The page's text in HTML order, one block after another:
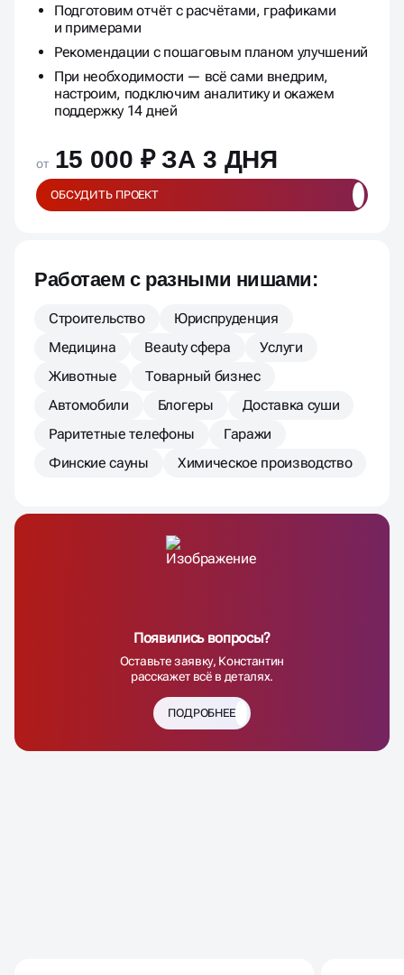
Подготовим отчёт с расчётами, графиками
и примерами
Рекомендации с пошаговым планом улучшений
При необходимости — всё сами внедрим,
настроим, подключим аналитику и окажем
поддержку 14 дней
от 15 000 ₽ ЗА 3 ДНЯ
ОБСУДИТЬ ПРОЕКТ
Работаем с разными нишами:
Строительство
Юриспруденция
Медицина
Beauty сфера
Услуги
Животные
Товарный бизнес
Автомобили
Блогеры
Доставка суши
Раритетные телефоны
Гаражи
Финские сауны
Химическое производство
Появились вопросы?
Оставьте заявку, Константин
расскажет всё в деталях.
ПОДРОБНЕЕ